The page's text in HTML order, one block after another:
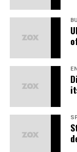
numquam eius
dolore magnam
minima veniam,
commodi